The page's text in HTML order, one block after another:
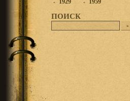
1929
1959
ПОИСК